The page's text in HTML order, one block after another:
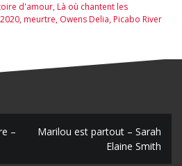
d'amour,Là où chantent les
,meurtre, Owens Delia,Picabo River
–
Marilou est partout – Sarah
Elaine Smith